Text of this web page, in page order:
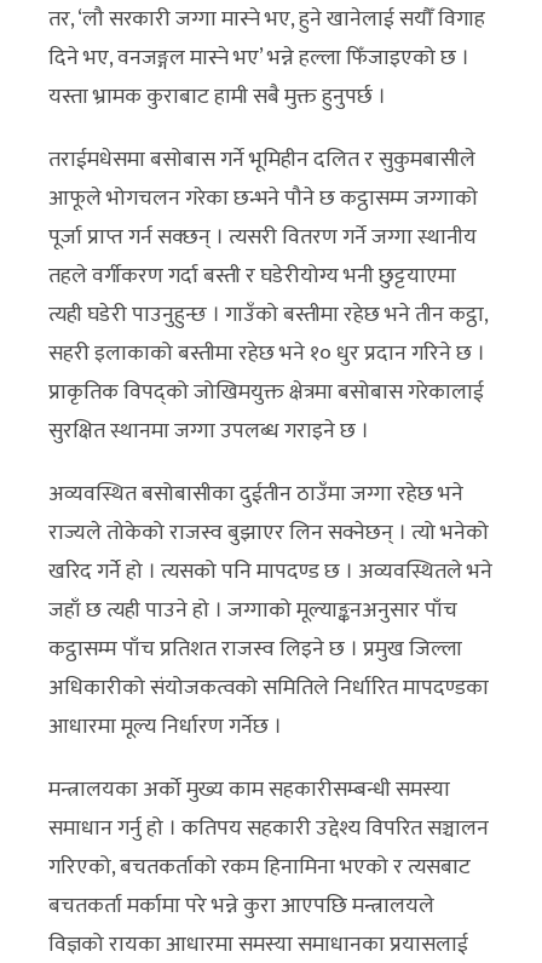
तर, ‘लौ सरकारी जग्गा मास्ने भए, हुने खानेलाई सयौँ विगाह
दिने भए, वनजङ्गल मास्ने भए’ भन्ने हल्ला फिँजाइएको छ ।
यस्ता भ्रामक कुराबाट हामी सबै मुक्त हुनुपर्छ ।
तराईमधेसमा बसोबास गर्ने भूमिहीन दलित र सुकुमबासीले
आफूले भोगचलन गरेका छन्भने पौने छ कट्ठासम्म जग्गाको
पूर्जा प्राप्त गर्न सक्छन् । त्यसरी वितरण गर्ने जग्गा स्थानीय
तहले वर्गीकरण गर्दा बस्ती र घडेरीयोग्य भनी छुट्टयाएमा
त्यही घडेरी पाउनुहुन्छ । गाउँको बस्तीमा रहेछ भने तीन कट्ठा,
सहरी इलाकाको बस्तीमा रहेछ भने १० धुर प्रदान गरिने छ ।
प्राकृतिक विपद्को जोखिमयुक्त क्षेत्रमा बसोबास गरेकालाई
सुरक्षित स्थानमा जग्गा उपलब्ध गराइने छ ।
अव्यवस्थित बसोबासीका दुईतीन ठाउँमा जग्गा रहेछ भने
राज्यले तोकेको राजस्व बुझाएर लिन सक्नेछन् । त्यो भनेको
खरिद गर्ने हो । त्यसको पनि मापदण्ड छ । अव्यवस्थितले भने
जहाँ छ त्यही पाउने हो । जग्गाको मूल्याङ्कनअनुसार पाँच
कट्ठासम्म पाँच प्रतिशत राजस्व लिइने छ । प्रमुख जिल्ला
अधिकारीको संयोजकत्वको समितिले निर्धारित मापदण्डका
आधारमा मूल्य निर्धारण गर्नेछ ।
मन्त्रालयका अर्को मुख्य काम सहकारीसम्बन्धी समस्या
समाधान गर्नु हो । कतिपय सहकारी उद्देश्य विपरित सञ्चालन
गरिएको, बचतकर्ताको रकम हिनामिना भएको र त्यसबाट
बचतकर्ता मर्कामा परे भन्ने कुरा आएपछि मन्त्रालयले
विज्ञको रायका आधारमा समस्या समाधानका प्रयासलाई